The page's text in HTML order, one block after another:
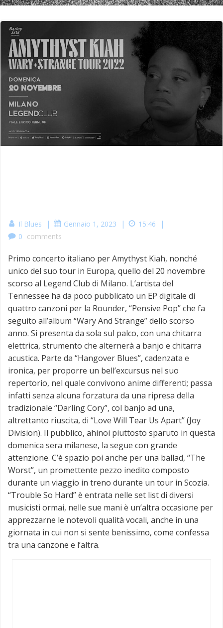
Il Blues | Gennaio 1, 2023 | 15:46 |
0 comments
Primo concerto italiano per Amythyst Kiah, nonché
unico del suo tour in Europa, quello del 20 novembre
scorso al Legend Club di Milano. L’artista del
Tennessee ha da poco pubblicato un EP digitale di
quattro canzoni per la Rounder, “Pensive Pop” che fa
seguito all’album “Wary And Strange” dello scorso
anno. Si presenta da sola sul palco, con una chitarra
elettrica, strumento che alternerà a banjo e chitarra
acustica. Parte da “Hangover Blues”, cadenzata e
ironica, per proporre un bell’excursus nel suo
repertorio, nel quale convivono anime differenti; passa
infatti senza alcuna forzatura da una ripresa della
tradizionale “Darling Cory”, col banjo ad una,
altrettanto riuscita, di “Love Will Tear Us Apart” (Joy
Division). Il pubblico, ahinoi piuttosto sparuto in questa
domenica sera milanese, la segue con grande
attenzione. C’è spazio poi anche per una ballad, “The
Worst”, un promettente pezzo inedito composto
durante un viaggio in treno durante un tour in Scozia.
“Trouble So Hard” è entrata nelle set list di diversi
musicisti ormai, nelle sue mani è un’altra occasione per
apprezzarne le notevoli qualità vocali, anche in una
giornata in cui non si sente benissimo, come confessa
tra una canzone e l’altra.